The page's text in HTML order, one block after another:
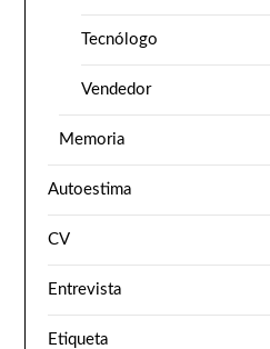
Tecnólogo
Vendedor
Memoria
Autoestima
CV
Entrevista
Etiqueta